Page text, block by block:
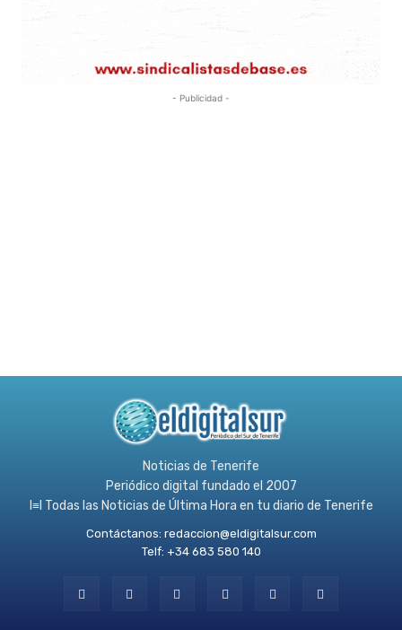
- Publicidad -
Noticias de Tenerife
Periódico digital fundado el 2007
l≡l Todas las Noticias de Última Hora en tu diario de Tenerife
Contáctanos: redaccion@eldigitalsur.com
Telf: +34 683 580 140